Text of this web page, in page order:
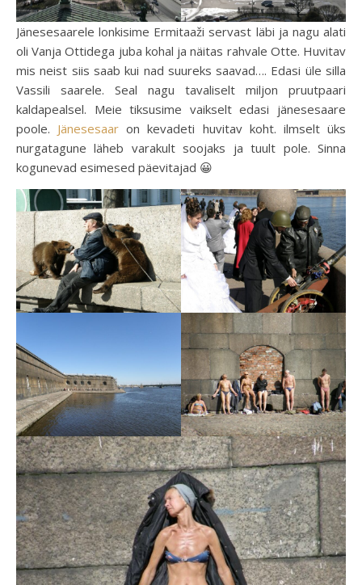
Jänesesaarele lonkisime Ermitaaži servast läbi ja nagu alati
oli Vanja Ottidega juba kohal ja näitas rahvale Otte. Huvitav
mis neist siis saab kui nad suureks saavad…. Edasi üle silla
Vassili saarele. Seal nagu tavaliselt miljon pruutpaari
kaldapealsel. Meie tiksusime vaikselt edasi jänesesaare
poole. Jänesesaar on kevadeti huvitav koht. ilmselt üks
nurgatagune läheb varakult soojaks ja tuult pole. Sinna
kogunevad esimesed päevitajad 😀